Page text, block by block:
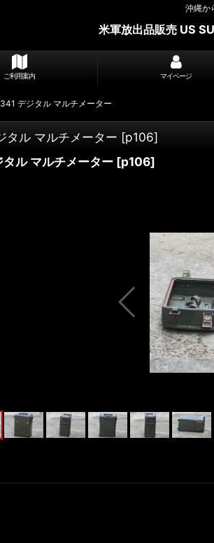
沖縄か
米軍放出品販売 US
ご利用案内 マイページ
デジタル マルチメーター
ル マルチメーター [p106]
ル マルチメーター [p106]